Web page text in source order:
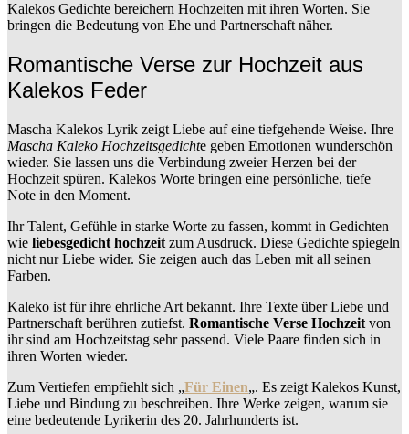
Kalekos Gedichte bereichern Hochzeiten mit ihren Worten. Sie
bringen die Bedeutung von Ehe und Partnerschaft näher.
Romantische Verse zur Hochzeit aus
Kalekos Feder
Mascha Kalekos Lyrik zeigt Liebe auf eine tiefgehende Weise. Ihre
Mascha Kaleko Hochzeitsgedichte geben Emotionen wunderschön
wieder. Sie lassen uns die Verbindung zweier Herzen bei der
Hochzeit spüren. Kalekos Worte bringen eine persönliche, tiefe
Note in den Moment.
Ihr Talent, Gefühle in starke Worte zu fassen, kommt in Gedichten
wie liebesgedicht hochzeit zum Ausdruck. Diese Gedichte spiegeln
nicht nur Liebe wider. Sie zeigen auch das Leben mit all seinen
Farben.
Kaleko ist für ihre ehrliche Art bekannt. Ihre Texte über Liebe und
Partnerschaft berühren zutiefst. Romantische Verse Hochzeit von
ihr sind am Hochzeitstag sehr passend. Viele Paare finden sich in
ihren Worten wieder.
Zum Vertiefen empfiehlt sich „Für Einen„. Es zeigt Kalekos Kunst,
Liebe und Bindung zu beschreiben. Ihre Werke zeigen, warum sie
eine bedeutende Lyrikerin des 20. Jahrhunderts ist.